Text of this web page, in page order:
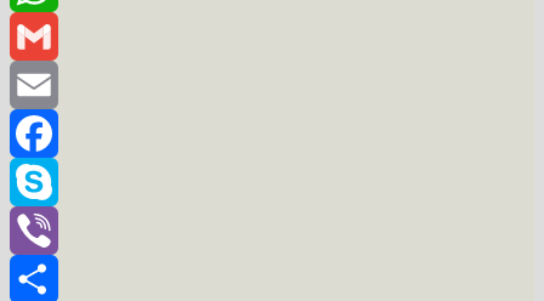
WhatsApp
Gmail
Email
Facebook
Skype
Viber